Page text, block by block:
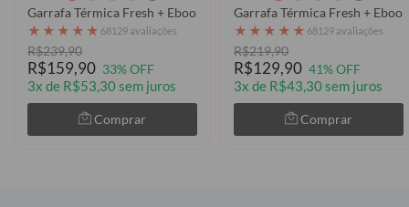
Garrafa Térmica Fresh + Ebook - Laços e Margaridas
★ ★ ★ ★ ★ 68129 avaliações
R$239,90
R$159,90 33% OFF
3x de R$53,30 sem juros
Comprar
Garrafa Térmica Fresh +
★ ★ ★ ★ ★ 68129 avaliações
R$219,90
R$129,90 41% OFF
3x de R$43,30 sem juros
Comprar